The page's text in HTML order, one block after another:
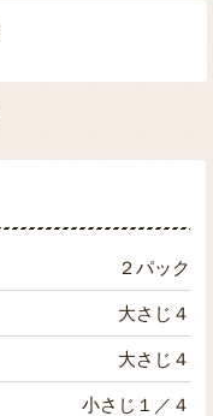
２パック
大さじ４
大さじ４
小さじ１／４